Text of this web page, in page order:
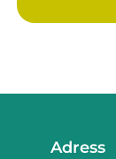
Adress